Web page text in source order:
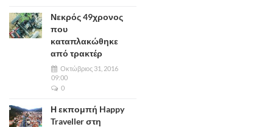
Νεκρός 49χρονος
που
καταπλακώθηκε
από τρακτέρ
Οκτώβριος 31, 2016
09:00
0
Η εκπομπή Happy
Traveller στη